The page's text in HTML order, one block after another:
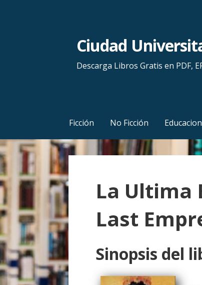
n
t
e
n
i
d
o
Ciudad
Descarga Libros Gratis en PDF,
Ficción No Ficción Educacion
La Ultima
Last
Sinopsis del